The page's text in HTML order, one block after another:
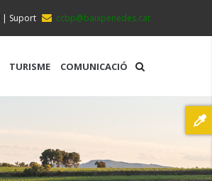
ccbp@baixpenedes.cat
| Suport
TURISME COMUNICACIÓ